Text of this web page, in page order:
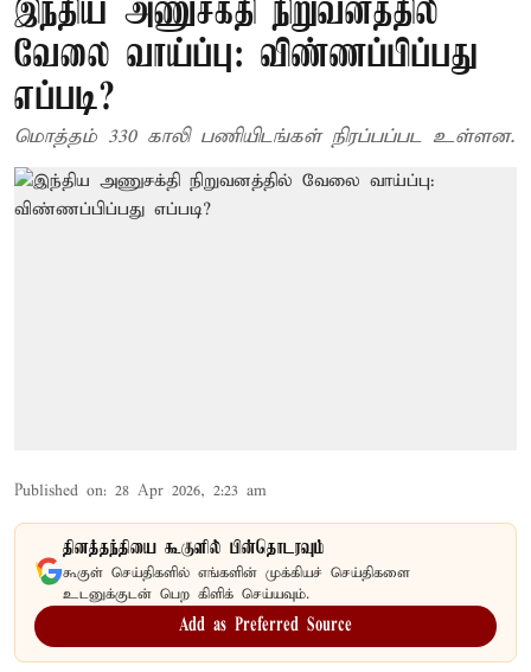
இந்திய அணுசக்தி நிறுவனத்தில்
வேலை வாய்ப்பு: விண்ணப்பிப்பது
எப்படி?
மொத்தம் 330 காலி பணியிடங்கள் நிரப்பப்பட உள்ளன.
Published on: 28 Apr 2026, 2:23 am
தினத்தந்தியை கூகுளில் பின்தொடரவும்
கூகுள் செய்திகளில் எங்களின் முக்கியச் செய்திகளை
உடனுக்குடன் பெற கிளிக் செய்யவும்.
Add as Preferred Source